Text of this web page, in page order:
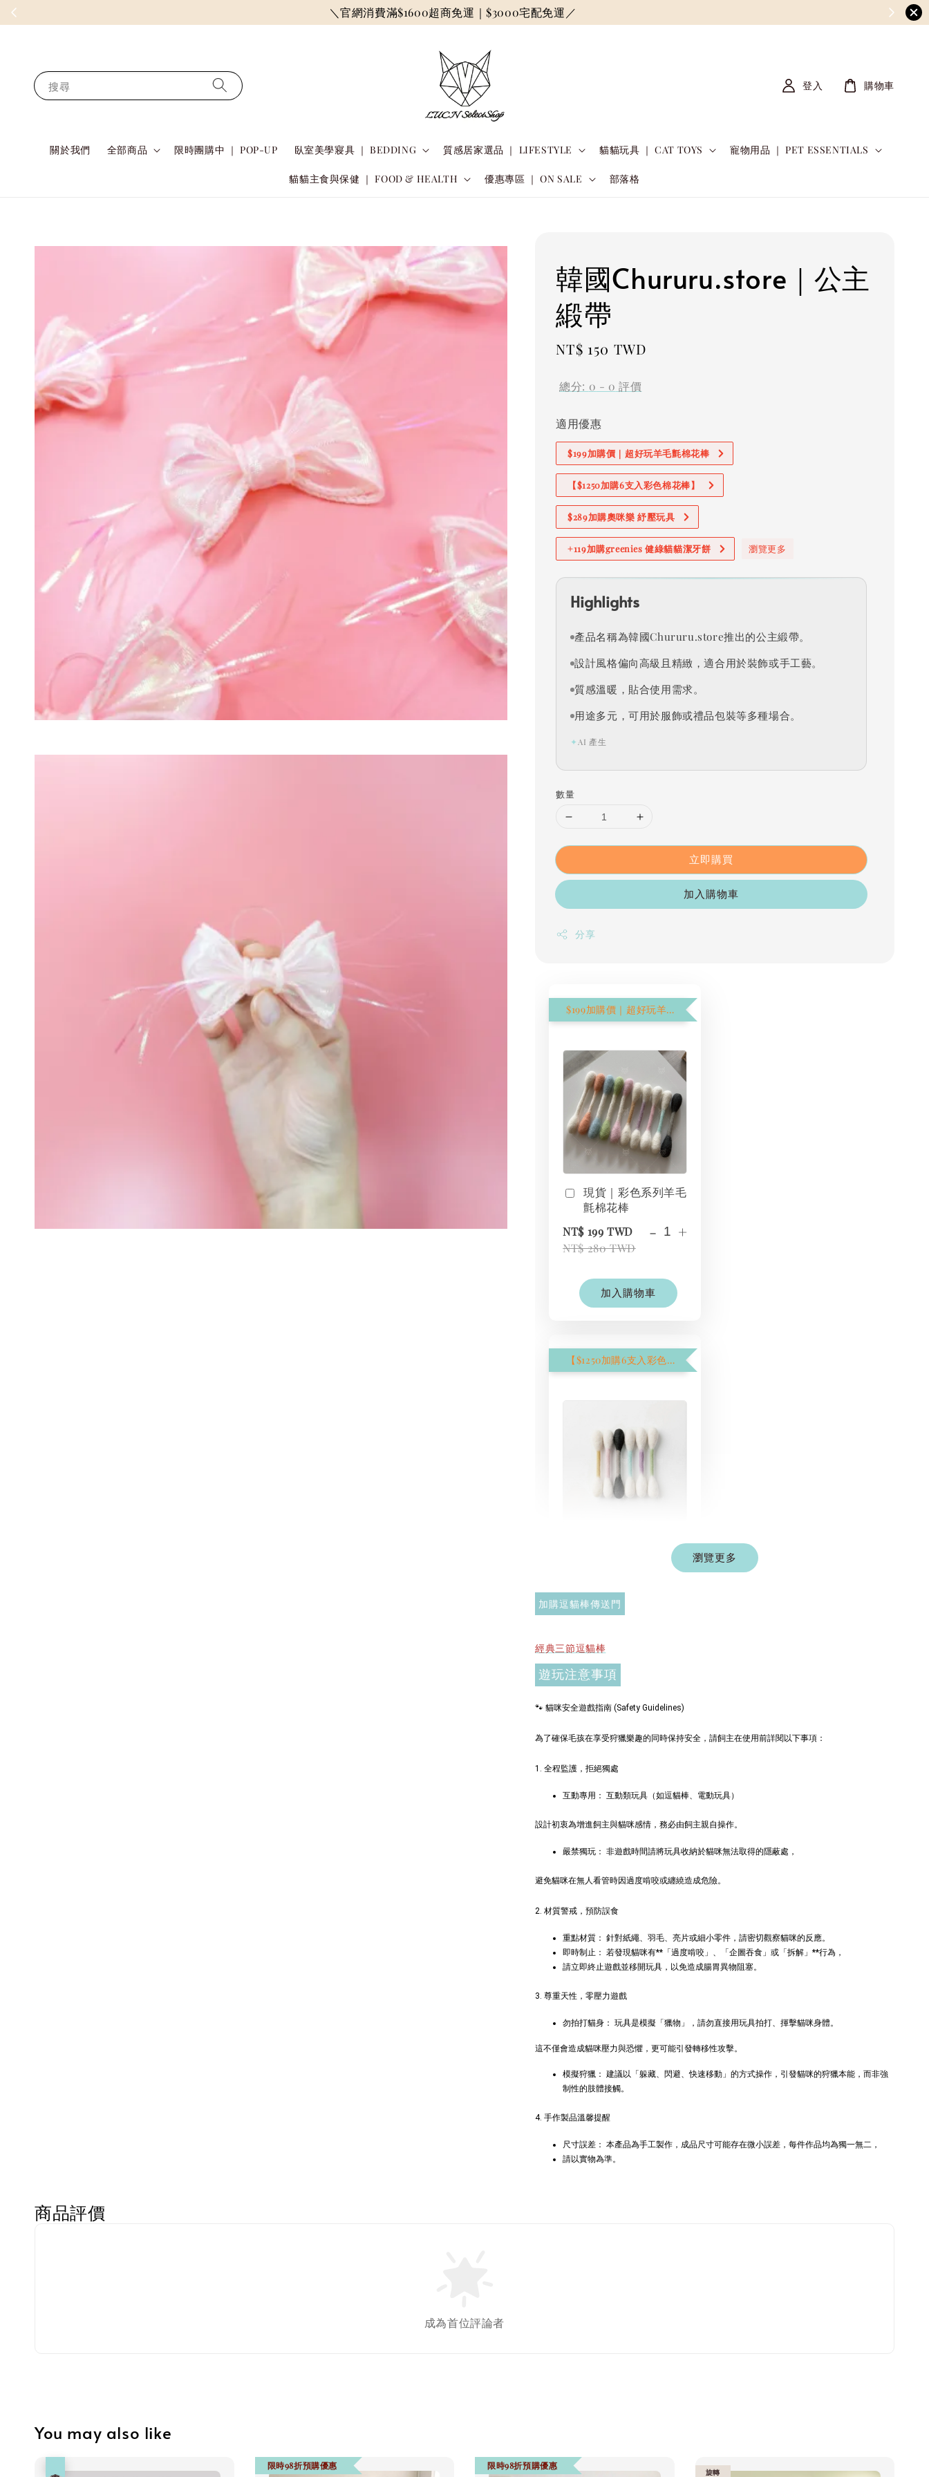
＼官網消費滿$1600超商免運｜$3000宅配免運／
搜尋
關於我們 全部商品 限時團購中 ｜ POP-UP 臥室美學寢具 ｜ BEDDING 質感居家選品 ｜ LIFESTYLE 貓貓玩具 ｜ CAT TOYS 寵物用品 ｜ PET ESSENTIALS
貓貓主食與保健 ｜ FOOD & HEALTH 優惠專區 ｜ ON SALE 部落格
登入 購物車
韓國Chururu.store｜公主
緞帶
Regular
NT$ 150 TWD
總分: 0 - 0 評價
適用優惠
$199加購價｜超好玩羊毛氈棉花棒
【$1250加購6支入彩色棉花棒】
$289加購奧咪樂 紓壓玩具
+119加購greenies 健綠貓貓潔牙餅 瀏覽更多
Highlights
產品名稱為韓國Chururu.store推出的公主緞帶。
設計風格偏向高級且精緻，適合用於裝飾或手工藝。
質感溫暖，貼合使用需求。
用途多元，可用於服飾或禮品包裝等多種場合。
✦ AI 產生
數量
立即購買
加入購物車
分享
$199加購價｜超好玩羊毛氈棉花棒
現貨｜彩色系列羊毛
氈棉花棒
NT$ 199 TWD
NT$ 280 TWD
- +
加入購物車
【$1250加購6支入彩色棉花棒】
現貨｜彩色系列羊毛
NT$ 1,500 TWD
加入購物車
$289加購奧咪樂 紓壓玩具
瀏覽全部
Aumüller 奧咪樂｜
毛雪貂
NT$ 289 TWD
- +
三效貓草玩具
NT$ 289 TWD
- +
加入購物車
瀏覽更多
加購逗貓棒傳送門
經典三節逗貓棒
遊玩注意事項
🐾 貓咪安全遊戲指南 (Safety Guidelines)
為了確保毛孩在享受狩獵樂趣的同時保持安全，請飼主在使用前詳閱以下事項：
1. 全程監護，拒絕獨處
互動專用： 互動類玩具（如逗貓棒、電動玩具）
設計初衷為增進飼主與貓咪感情，務必由飼主親自操作。
嚴禁獨玩： 非遊戲時間請將玩具收納於貓咪無法取得的隱蔽處，
避免貓咪在無人看管時因過度啃咬或纏繞造成危險。
2. 材質警戒，預防誤食
重點材質： 針對紙繩、羽毛、亮片或細小零件，請密切觀察貓咪的反應。
即時制止： 若發現貓咪有**「過度啃咬」、「企圖吞食」或「拆解」**行為，
請立即終止遊戲並移開玩具，以免造成腸胃異物阻塞。
3. 尊重天性，零壓力遊戲
勿拍打貓身： 玩具是模擬「獵物」，請勿直接用玩具拍打、揮擊貓咪身體。
這不僅會造成貓咪壓力與恐懼，更可能引發轉移性攻擊。
模擬狩獵： 建議以「躲藏、閃避、快速移動」的方式操作，引發貓咪的狩獵本能，而非強
制性的肢體接觸。
4. 手作製品溫馨提醒
尺寸誤差： 本產品為手工製作，成品尺寸可能存在微小誤差，每件作品均為獨一無二，
請以實物為準。
商品評價
成為首位評論者
You may also like
限時98折預購優惠 限時98折預購優惠
旋轉